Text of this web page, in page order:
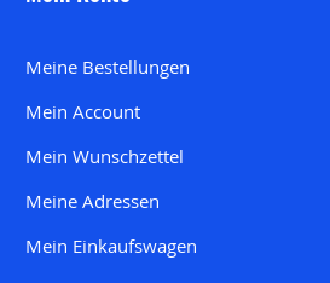
Meine Bestellungen
Mein Account
Mein Wunschzettel
Meine Adressen
Mein Einkaufswagen